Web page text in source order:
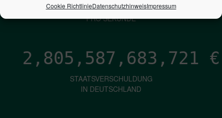
Cookie RichtlinieDatenschutzhinweisImpressum
ZINSEN
PRO SEKUNDE
2,805,587,684,990 €
STAATSVERSCHULDUNG
IN DEUTSCHLAND